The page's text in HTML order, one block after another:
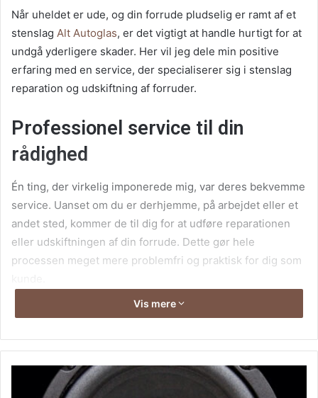
Når uheldet er ude, og din forrude pludselig er ramt af et
stenslag Alt Autoglas, er det vigtigt at handle hurtigt for at
undgå yderligere skader. Her vil jeg dele min positive
erfaring med en service, der specialiserer sig i stenslag
reparation og udskiftning af forruder.
Professionel service til din
rådighed
Én ting, der virkelig imponerede mig, var deres bekvemme
service. Uanset om du er derhjemme, på arbejdet eller et
andet sted, kommer de til dig for at udføre reparationen
eller udskiftningen af din forrude. Dette gør hele
processen meget mere problemfri og praktisk for dig som
Vis mere